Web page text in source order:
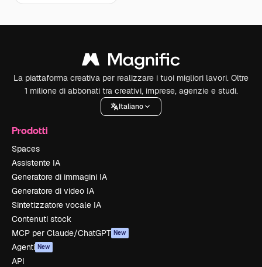
La piattaforma creativa per realizzare i tuoi migliori lavori. Oltre
1 milione di abbonati tra creativi, imprese, agenzie e studi.
Italiano
Prodotti
Spaces
Assistente IA
Generatore di immagini IA
Generatore di video IA
Sintetizzatore vocale IA
Contenuti stock
MCP per Claude/ChatGPT New
Agenti New
API